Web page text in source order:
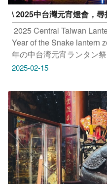
\ 2025中台灣元宵燈會，
2025 Central Taiwan
Year of the Snake lantern
年の中台湾元宵ランタン
ンランタンが登場！ 台中
등이 최초로 화려하게 등
「행복을 기원하세요」
蛇麼玩意燈區 蛇畫故事燈
2025/2/8(六)-2025/2/23(
17:00-21:30 ／ 週五及假
市中央公園 ​ 主燈秀展演時
終場21:00) 週五至週日
鐘展演1場，每場3分鐘。
2025-02-15